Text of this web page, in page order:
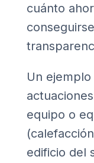
cuánto
Un
equipo o
edificio del